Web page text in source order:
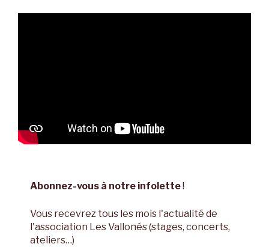
Abonnez-vous à notre infolette!
Vous recevrez tous les mois l'actualité de
l'association Les Vallonés (stages, concerts,
ateliers…)